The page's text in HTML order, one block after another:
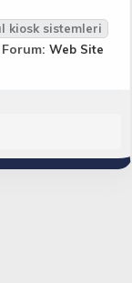
kiosk sistemleri
Forum: Web Site